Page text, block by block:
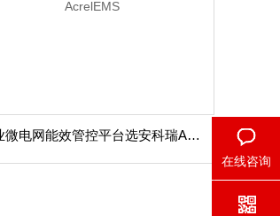
企业微电网能效管控平台选安科瑞AcrelEMS
在线咨询